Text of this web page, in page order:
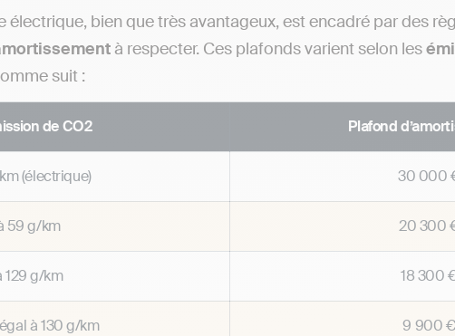
électrique, bien que très avantageux, est encadré par des
à respecter. Ces plafonds varient selon les
suit :
de CO2 Plafond
(électrique) 30 000
59 g/km 20 300
129 g/km 18 300
à 130 g/km 9 900 €